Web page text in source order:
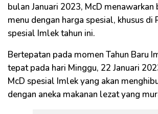
bulan Januari 2023, McD menawarkan
menu dengan harga spesial, khusus di
spesial Imlek tahun ini.
Bertepatan pada momen Tahun Baru
tepat pada hari Minggu, 22 Januari
McD spesial Imlek yang akan
dengan aneka makanan lezat yang